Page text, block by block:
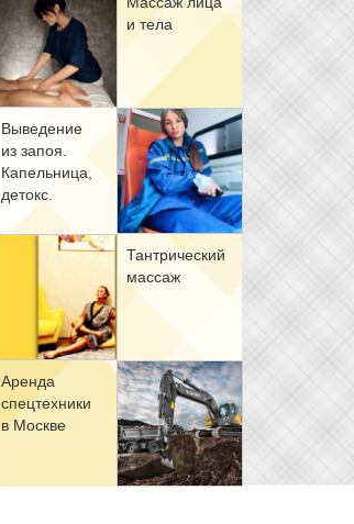
и те­ла
Вы­ве­де­ние
из за­поя.
Ка­пель­ни­ца,
де­токс.
Тан­три­че­ский
мас­саж
Арен­да
спец­тех­ни­ки
в Москве